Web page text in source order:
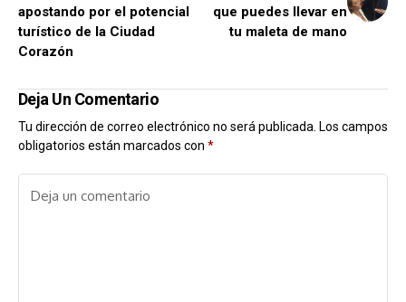
apostando por el potencial
turístico de la Ciudad
Corazón
que puedes llevar en
tu maleta de mano
Deja Un Comentario
Tu dirección de correo electrónico no será publicada. Los campos
obligatorios están marcados con *